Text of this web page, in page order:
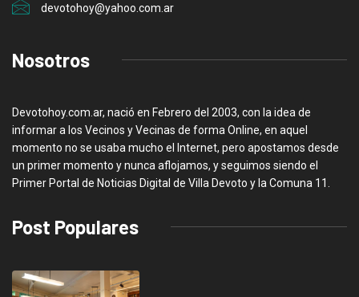
devotohoy@yahoo.com.ar
Nosotros
Devotohoy.com.ar, nació en Febrero del 2003, con la idea de
informar a los Vecinos y Vecinas de forma Online, en aquel
momento no se usaba mucho el Internet, pero apostamos desde
un primer momento y nunca aflojamos, y seguimos siendo el
Primer Portal de Noticias Digital de Villa Devoto y la Comuna 11.
Post Populares